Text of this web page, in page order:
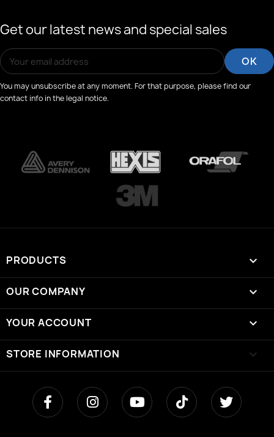
Get our latest news and special sales
You may unsubscribe at any moment. For that purpose, please find our
contact info in the legal notice.
PRODUCTS 
OUR COMPANY 
YOUR ACCOUNT 
STORE INFORMATION keyboard_arrow_down